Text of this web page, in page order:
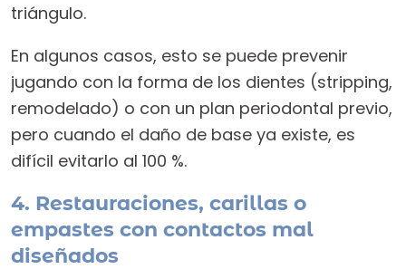
triángulo.
En algunos casos, esto se puede prevenir
jugando con la forma de los dientes (stripping,
remodelado) o con un plan periodontal previo,
pero cuando el daño de base ya existe, es
difícil evitarlo al 100 %.
4. Restauraciones, carillas o
empastes con contactos mal
diseñados